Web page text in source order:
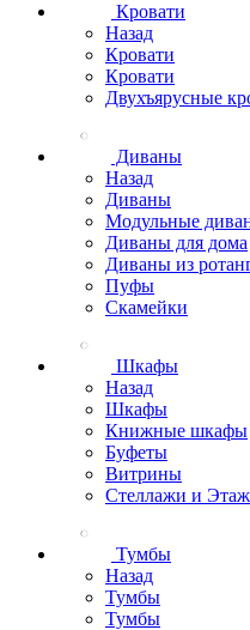
Кровати
Назад
Кровати
Кровати
Двухъярусные
Диваны
Назад
Диваны
Модульные
Диваны для дома
Диваны из
Пуфы
Скамейки
Шкафы
Назад
Шкафы
Книжные шкафы
Буфеты
Витрины
Стеллажи и
Тумбы
Назад
Тумбы
Тумбы